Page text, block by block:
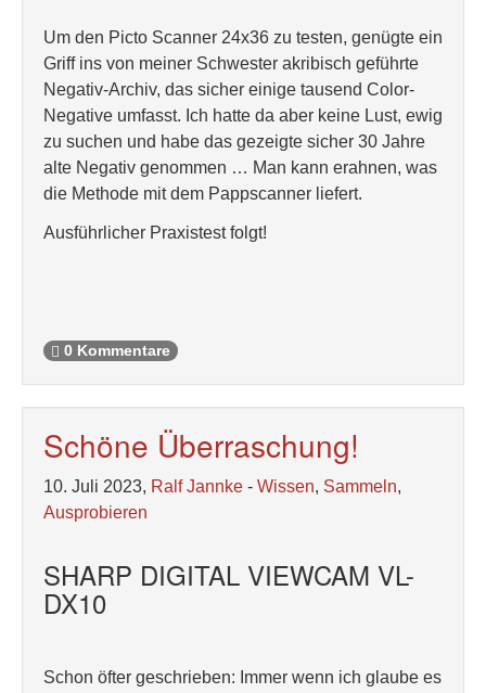
Um den Picto Scanner 24x36 zu testen, genügte ein
Griff ins von meiner Schwester akribisch geführte
Negativ-Archiv, das sicher einige tausend Color-
Negative umfasst. Ich hatte da aber keine Lust, ewig
zu suchen und habe das gezeigte sicher 30 Jahre
alte Negativ genommen … Man kann erahnen, was
die Methode mit dem Pappscanner liefert.
Ausführlicher Praxistest folgt!
0 Kommentare
Schöne Überraschung!
10. Juli 2023, Ralf Jannke - Wissen, Sammeln,
Ausprobieren
SHARP DIGITAL VIEWCAM VL-
DX10
Schon öfter geschrieben: Immer wenn ich glaube es